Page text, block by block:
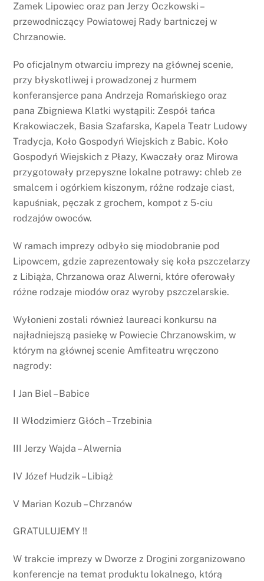
Zamek Lipowiec oraz pan Jerzy Oczkowski –
przewodniczący Powiatowej Rady bartniczej w
Chrzanowie.
Po oficjalnym otwarciu imprezy na głównej scenie,
przy błyskotliwej i prowadzonej z hurmem
konferansjerce pana Andrzeja Romańskiego oraz
pana Zbigniewa Klatki wystąpili: Zespół tańca
Krakowiaczek, Basia Szafarska, Kapela Teatr Ludowy
Tradycja, Koło Gospodyń Wiejskich z Babic. Koło
Gospodyń Wiejskich z Płazy, Kwaczały oraz Mirowa
przygotowały przepyszne lokalne potrawy: chleb ze
smalcem i ogórkiem kiszonym, różne rodzaje ciast,
kapuśniak, pęczak z grochem, kompot z 5-ciu
rodzajów owoców.
W ramach imprezy odbyło się miodobranie pod
Lipowcem, gdzie zaprezentowały się koła pszczelarzy
z Libiąża, Chrzanowa oraz Alwerni, które oferowały
różne rodzaje miodów oraz wyroby pszczelarskie.
Wyłonieni zostali również laureaci konkursu na
najładniejszą pasiekę w Powiecie Chrzanowskim, w
którym na głównej scenie Amfiteatru wręczono
nagrody:
I Jan Biel – Babice
II Włodzimierz Głóch – Trzebinia
III Jerzy Wajda – Alwernia
IV Józef Hudzik – Libiąż
V Marian Kozub – Chrzanów
GRATULUJEMY !!
W trakcie imprezy w Dworze z Drogini zorganizowano
konferencje na temat produktu lokalnego, którą